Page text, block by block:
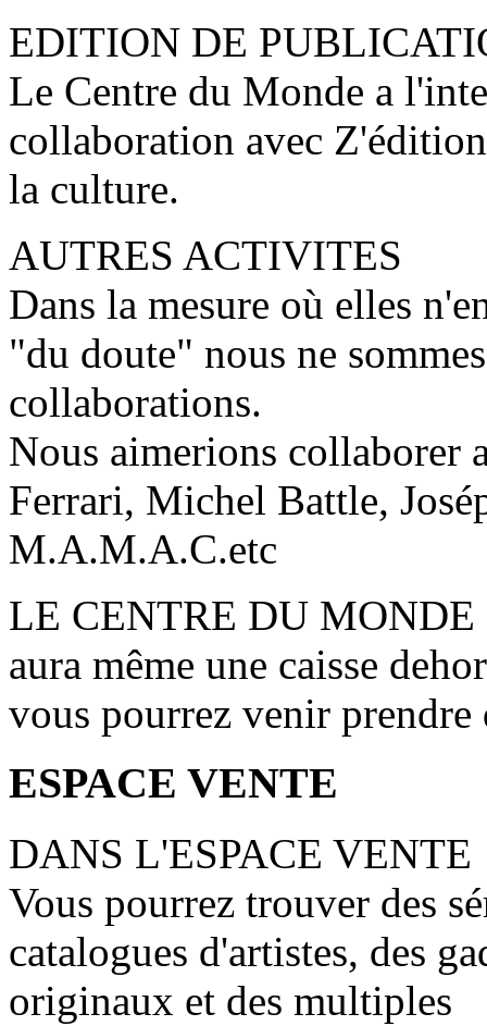
EDITION DE
Le Centre du Monde a
collaboration avec
la culture.
AUTRES ACTIVITES
Dans la mesure où elles
"du doute" nous ne
collaborations.
Nous aimerions collaborer
Ferrari, Michel Battle,
M.A.M.A.C.etc
LE CENTRE DU
aura même une caisse
vous pourrez venir prendre
ESPACE VENTE
DANS L'ESPACE VENTE
Vous pourrez trouver des
catalogues d'artistes, des
originaux et des multiples